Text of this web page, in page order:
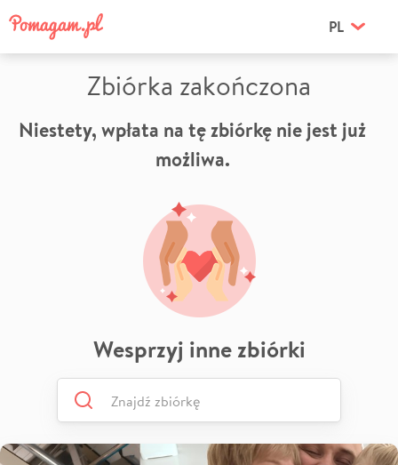
PL
Zbiórka zakończona
Niestety, wpłata na tę zbiórkę nie jest już
możliwa.
Wesprzyj inne zbiórki